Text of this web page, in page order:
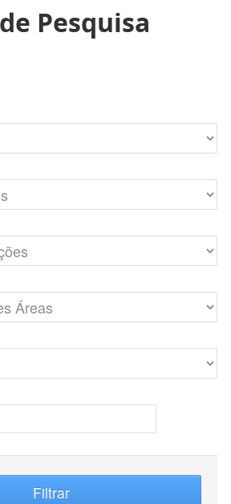
Pesquisa
Filtrar